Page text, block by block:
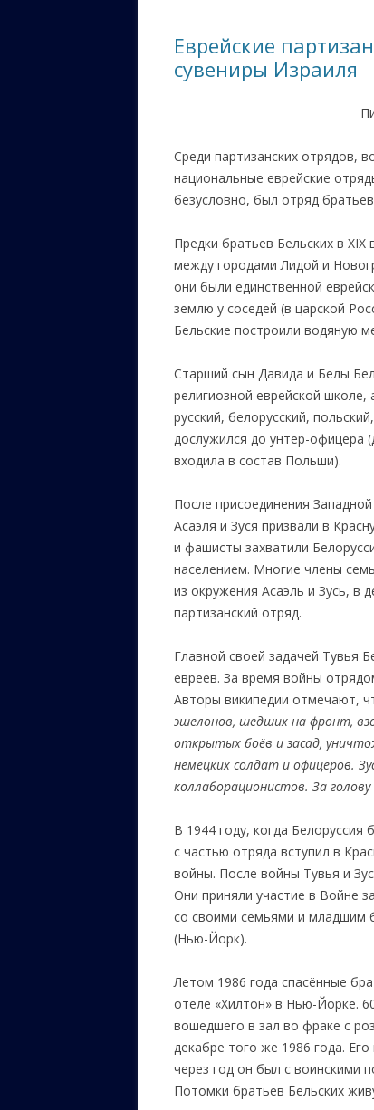
Еврейские
сувениры Израиля
Среди партизанских отрядов,
национальные еврейские
безусловно, был отряд
Предки братьев Бельских в
между городами Лидой и
они были единственной
землю у соседей (в царской
Бельские построили водяную
Старший сын Давида и Белы
религиозной еврейской
русский, белорусский,
дослужился до унтер-офицера
входила в состав Польши).
После присоединения
Асаэля и Зуся призвали в
и фашисты захватили
населением. Многие члены
из окружения Асаэль и Зусь, в
партизанский отряд.
Главной своей задачей Тувья
евреев. За время войны
Авторы википедии отмечают,
эшелонов, шедших на фронт,
открытых боёв и засад,
немецких солдат и офицеров.
коллаборационистов. За
В 1944 году, когда
с частью отряда вступил в
войны. После войны Тувья и
Они приняли участие в Войне
со своими семьями и младшим
(Нью-Йорк).
Летом 1986 года спасённые
отеле «Хилтон» в Нью-Йорке.
вошедшего в зал во фраке с
декабре того же 1986 года.
через год он был с воинскими
Потомки братьев Бельских